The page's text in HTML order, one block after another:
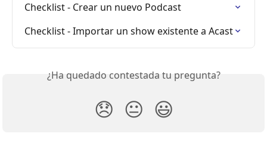
Checklist - Crear un nuevo Podcast
Checklist - Importar un show existente a Acast
¿Ha quedado contestada tu pregunta?
😞 😐 😃